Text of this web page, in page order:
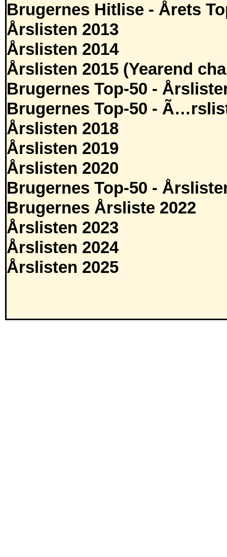
Brugernes Hitlise - Årets
Årslisten 2013
Årslisten 2014
Årslisten 2015 (Yearend
Brugernes Top-50 -
Brugernes Top-50 -
Årslisten 2018
Årslisten 2019
Årslisten 2020
Brugernes Top-50 -
Brugernes Årsliste 2022
Årslisten 2023
Årslisten 2024
Årslisten 2025